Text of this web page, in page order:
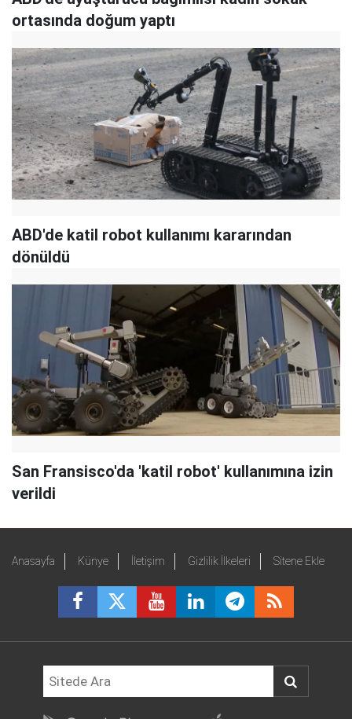
ortasında doğum yaptı
ABD'de katil robot kullanımı kararından
dönüldü
San Fransisco'da 'katil robot' kullanımına izin
verildi
Anasayfa Künye İletişim Gizlilik İlkeleri Sitene Ekle